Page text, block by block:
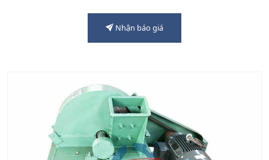
Nhận báo giá